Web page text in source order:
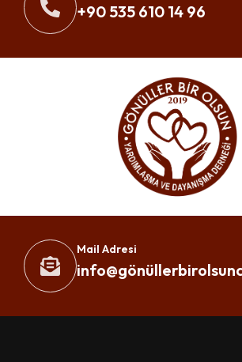
+90 535 610 14 96
Mail Adresi